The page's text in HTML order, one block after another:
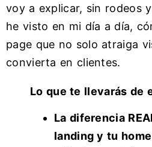
voy a explicar, sin rodeos
he visto en mi día a día,
page que no solo atraiga
convierta en clientes.
Lo que te llevarás de
La diferencia
landing y tu home